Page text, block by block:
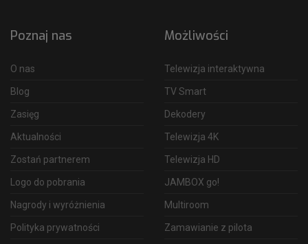
Poznaj nas
O nas
Blog
Zasięg
Aktualności
Zostań partnerem
Logo do pobrania
Nagrody i wyróżnienia
Polityka prywatności
Możliwości
Telewizja interaktywna
TV Smart
Dekodery
Telewizja 4K
Telewizja HD
JAMBOX go!
Multiroom
Zamawianie z pilota